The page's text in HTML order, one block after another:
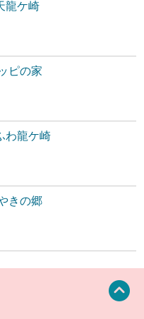
龍ケ崎
ピの家
わ龍ケ崎
きの郷